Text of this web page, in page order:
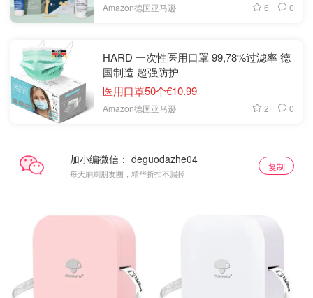
Amazon德国亚马逊 6 0
HARD 一次性医用口罩 99,78%过滤率 德
国制造 超强防护
医用口罩50个€10.99
Amazon德国亚马逊 2 0
加小编微信：
每天刷刷朋友圈，精华折扣不漏掉
复制